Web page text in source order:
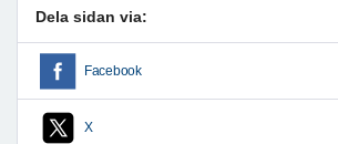
Dela sidan via:
Facebook
X